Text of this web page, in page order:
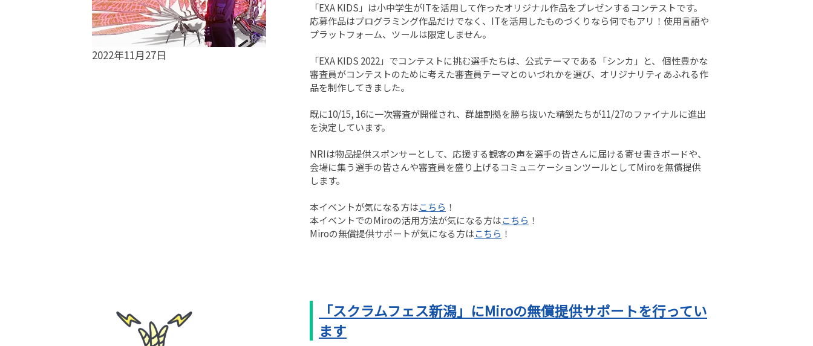
2022年11月27日
「EXA KIDS」は小中学生がITを活用して作ったオリジナル作品をプレゼンするコンテストです。
応募作品はプログラミング作品だけでなく、ITを活用したものづくりなら何でもアリ！使用言語や
プラットフォーム、ツールは限定しません。
「EXA KIDS 2022」でコンテストに挑む選手たちは、公式テーマである「シンカ」と、 個性豊かな
審査員がコンテストのために考えた審査員テーマとのいづれかを選び、オリジナリティあふれる作
品を制作してきました。
既に10/15, 16に一次審査が開催され、群雄割拠を勝ち抜いた精鋭たちが11/27のファイナルに進出
を決定しています。
NRIは物品提供スポンサーとして、応援する観客の声を選手の皆さんに届ける寄せ書きボードや、
会場に集う選手の皆さんや審査員を盛り上げるコミュニケーションツールとしてMiroを無償提供
します。
本イベントが気になる方はこちら ！
本イベントでのMiroの活用方法が気になる方はこちら ！
Miroの無償提供サポートが気になる方はこちら ！
「スクラムフェス新潟」にMiroの無償提供サポートを行ってい
ます